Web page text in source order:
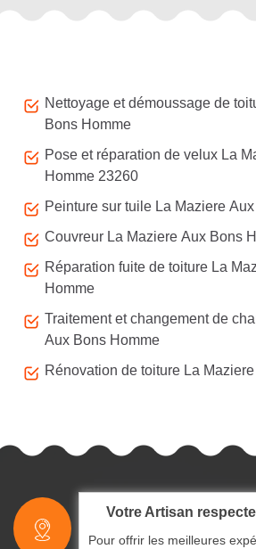
Nettoyage et démoussage de
Bons Homme
Pose et réparation de velux La
Homme 23260
Peinture sur tuile La Maziere
Couvreur La Maziere Aux Bons
Réparation fuite de toiture La
Homme
Traitement et changement de
Aux Bons Homme
Rénovation de toiture La
Votre Artisan
Pour offrir les meilleures